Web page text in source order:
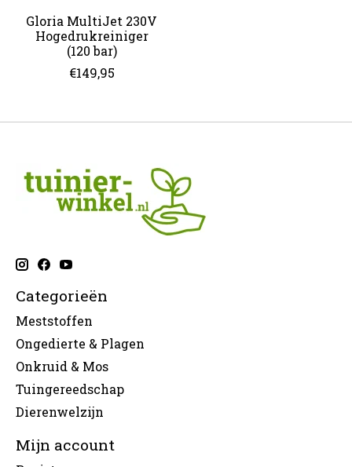
Gloria MultiJet 230V
Hogedrukreiniger
(120 bar)
€149,95
Categorieën
Meststoffen
Ongedierte & Plagen
Onkruid & Mos
Tuingereedschap
Dierenwelzijn
Mijn account